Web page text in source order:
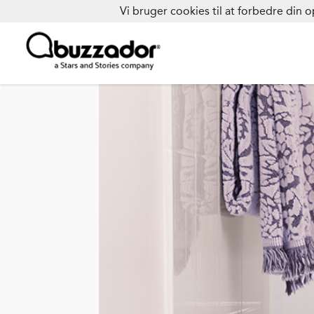
Vi bruger cookies til at forbedre din